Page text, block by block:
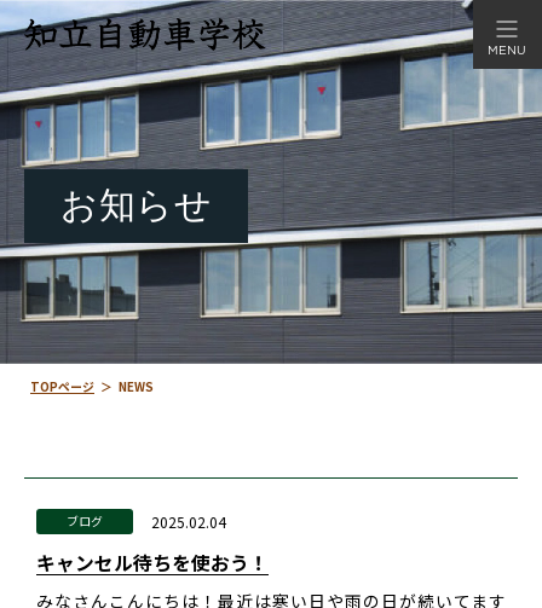
MENU
お知らせ
TOPページ ＞ NEWS
ブログ 2025.02.04
キャンセル待ちを使おう！
みなさんこんにちは！最近は寒い日や雨の日が続いてます